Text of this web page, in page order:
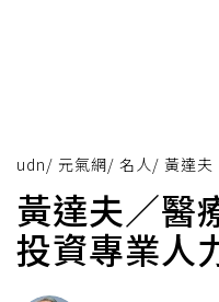
udn/ 元氣網/ 名人/ 黃達夫
黃達夫／醫
投資專業人